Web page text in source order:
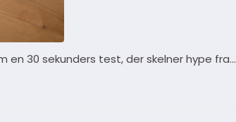
en 30 sekunders test, der skelner hype fra…